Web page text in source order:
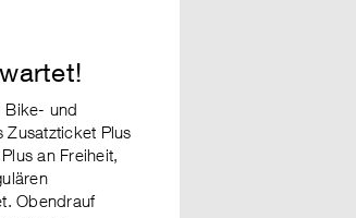
Bike- und
Zusatzticket Plus
an Freiheit,
Obendrauf